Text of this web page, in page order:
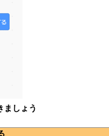
ましょう